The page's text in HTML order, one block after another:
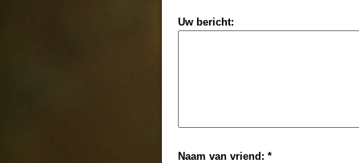
Uw bericht:
Naam van vriend: *